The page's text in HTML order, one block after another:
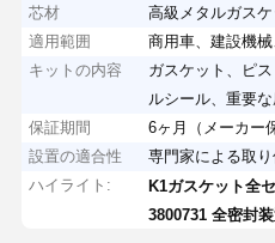
芯材
高級メタルガス
適用範囲
商用車、建設機
キットの内容
ガスケット、ピ
ルシール、重要
保証期間
6ヶ月（メーカー
設置の適合性
専門家による取
ハイライト:
K1ガスケット全
3800731 全密封